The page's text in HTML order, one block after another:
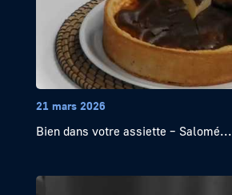
21 mars 2026
Bien dans votre assiette – Salomé...